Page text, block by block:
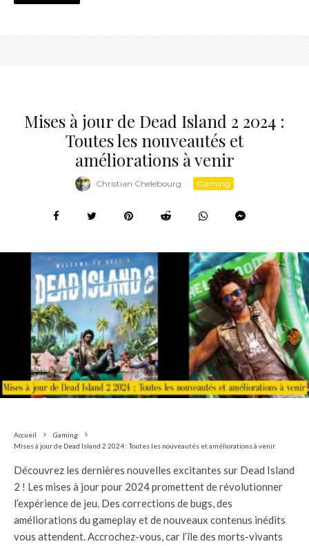
Mises à jour de Dead Island 2 2024 :
Toutes les nouveautés et
améliorations à venir
Christian Chelebourg · Gaming
Accueil
Gaming
Mises à jour de Dead Island 2 2024 : Toutes les nouveautés et améliorations à venir
Découvrez les dernières nouvelles excitantes sur Dead Island
2 ! Les mises à jour pour 2024 promettent de révolutionner
l’expérience de jeu. Des corrections de bugs, des
améliorations du gameplay et de nouveaux contenus inédits
vous attendent. Accrochez-vous, car l’île des morts-vivants